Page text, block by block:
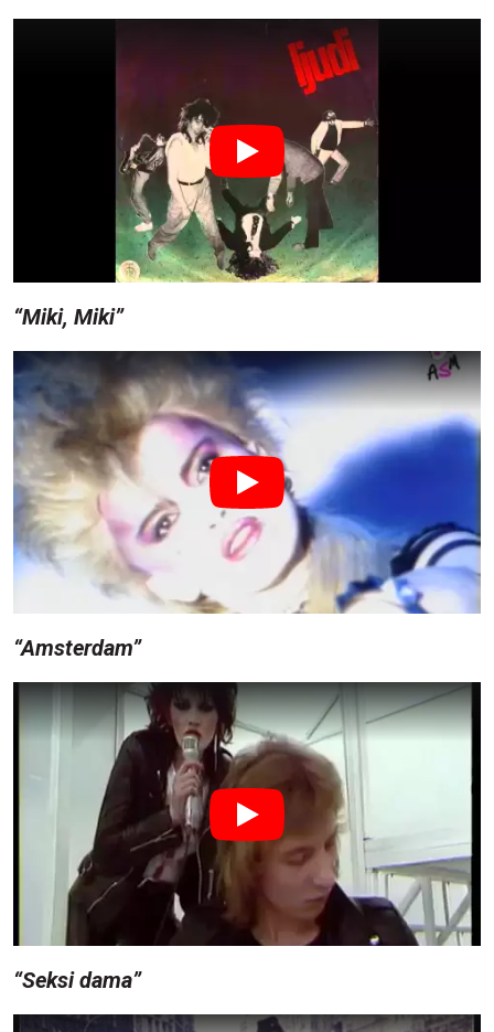
“Miki, Miki”
“Amsterdam”
“Seksi dama”